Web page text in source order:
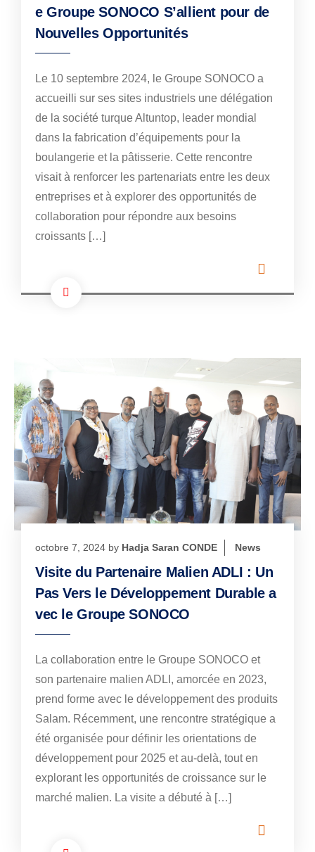
e Groupe SONOCO S’allient pour de
Nouvelles Opportunités
Le 10 septembre 2024, le Groupe SONOCO a
accueilli sur ses sites industriels une délégation
de la société turque Altuntop, leader mondial
dans la fabrication d’équipements pour la
boulangerie et la pâtisserie. Cette rencontre
visait à renforcer les partenariats entre les deux
entreprises et à explorer des opportunités de
collaboration pour répondre aux besoins
croissants […]
octobre 7, 2024 by Hadja Saran CONDE News
Visite du Partenaire Malien ADLI : Un
Pas Vers le Développement Durable a
vec le Groupe SONOCO
La collaboration entre le Groupe SONOCO et
son partenaire malien ADLI, amorcée en 2023,
prend forme avec le développement des produits
Salam. Récemment, une rencontre stratégique a
été organisée pour définir les orientations de
développement pour 2025 et au-delà, tout en
explorant les opportunités de croissance sur le
marché malien. La visite a débuté à […]